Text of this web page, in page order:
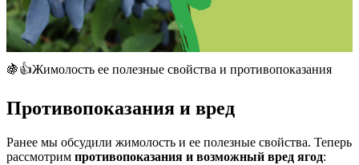
🍇👍Жимолость ее полезные свойства и противопоказания
Противопоказания и вред
Ранее мы обсудили жимолость и ее полезные свойства. Теперь
рассмотрим противопоказания и возможный вред ягод: